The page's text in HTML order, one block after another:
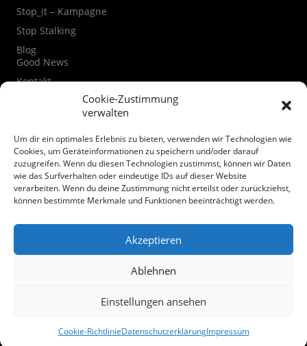
Cookie-Zustimmung
verwalten
Um dir ein optimales Erlebnis zu bieten, verwenden wir Technologien wie
Cookies, um Geräteinformationen zu speichern und/oder darauf
zuzugreifen. Wenn du diesen Technologien zustimmst, können wir Daten
wie das Surfverhalten oder eindeutige IDs auf dieser Website
verarbeiten. Wenn du deine Zustimmung nicht erteilst oder zurückziehst,
können bestimmte Merkmale und Funktionen beeinträchtigt werden.
Akzeptieren
Ablehnen
Einstellungen ansehen
Cookie-RichtlinieDatenschutzerklärungImpressum
Stop_it – Kampagne
Stop Stalking
Blog
Good News
Kontakt
Kontaktformular
Datenschutzerklärung
Cookie-Richtlinie (EU)
Spenden
Facebook
Instagram
Twitter
Youtube